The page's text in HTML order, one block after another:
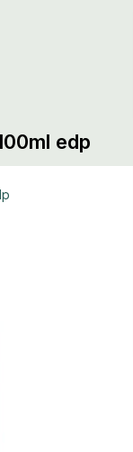
edp